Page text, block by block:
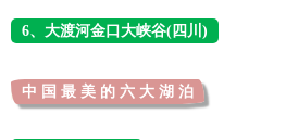
6、大渡河金口大峡谷(四川)
中 国 最 美 的 六 大 湖 泊